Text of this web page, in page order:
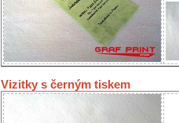
Vizitky s černým tiskem